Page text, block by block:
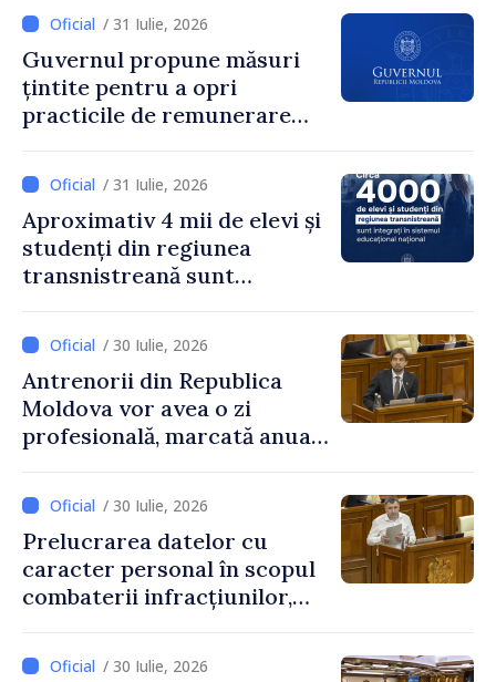
dezvoltar/ 31 Iulie, 2026
Guvernul propune măsuri
țintite pentru a opri
practicile de remunerare
/ 31 Iulie, 2026
Aproximativ 4 mii de elevi și
studenți din regiunea
transnistreană sunt
educațional național
/ 30 Iulie, 2026
Antrenorii din Republica
Moldova vor avea o zi
profesională, marcată anual
/ 30 Iulie, 2026
Prelucrarea datelor cu
caracter personal în scopul
combaterii infracțiunilor,
/ 30 Iulie, 2026